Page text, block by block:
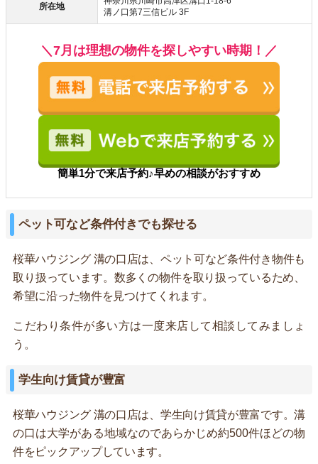
所在地
溝ノ口第7三信ビル 3F
＼7月は理想の物件を探しやすい時期！／
簡単1分で来店予約♪早めの相談がおすすめ
ペット可など条件付きでも探せる
桜華ハウジング 溝の口店は、ペット可など条件付き物件も
取り扱っています。数多くの物件を取り扱っているため、
希望に沿った物件を見つけてくれます。
こだわり条件が多い方は一度来店して相談してみましょ
う。
学生向け賃貸が豊富
桜華ハウジング 溝の口店は、学生向け賃貸が豊富です。溝
の口は大学がある地域なのであらかじめ約500件ほどの物
件をピックアップしています。